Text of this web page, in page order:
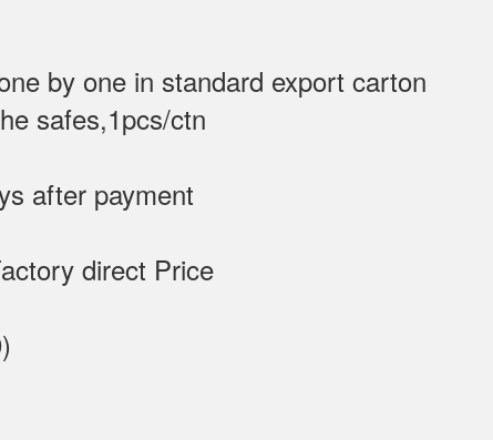
by one in standard export carton
safes,1pcs/ctn
after payment
direct Price